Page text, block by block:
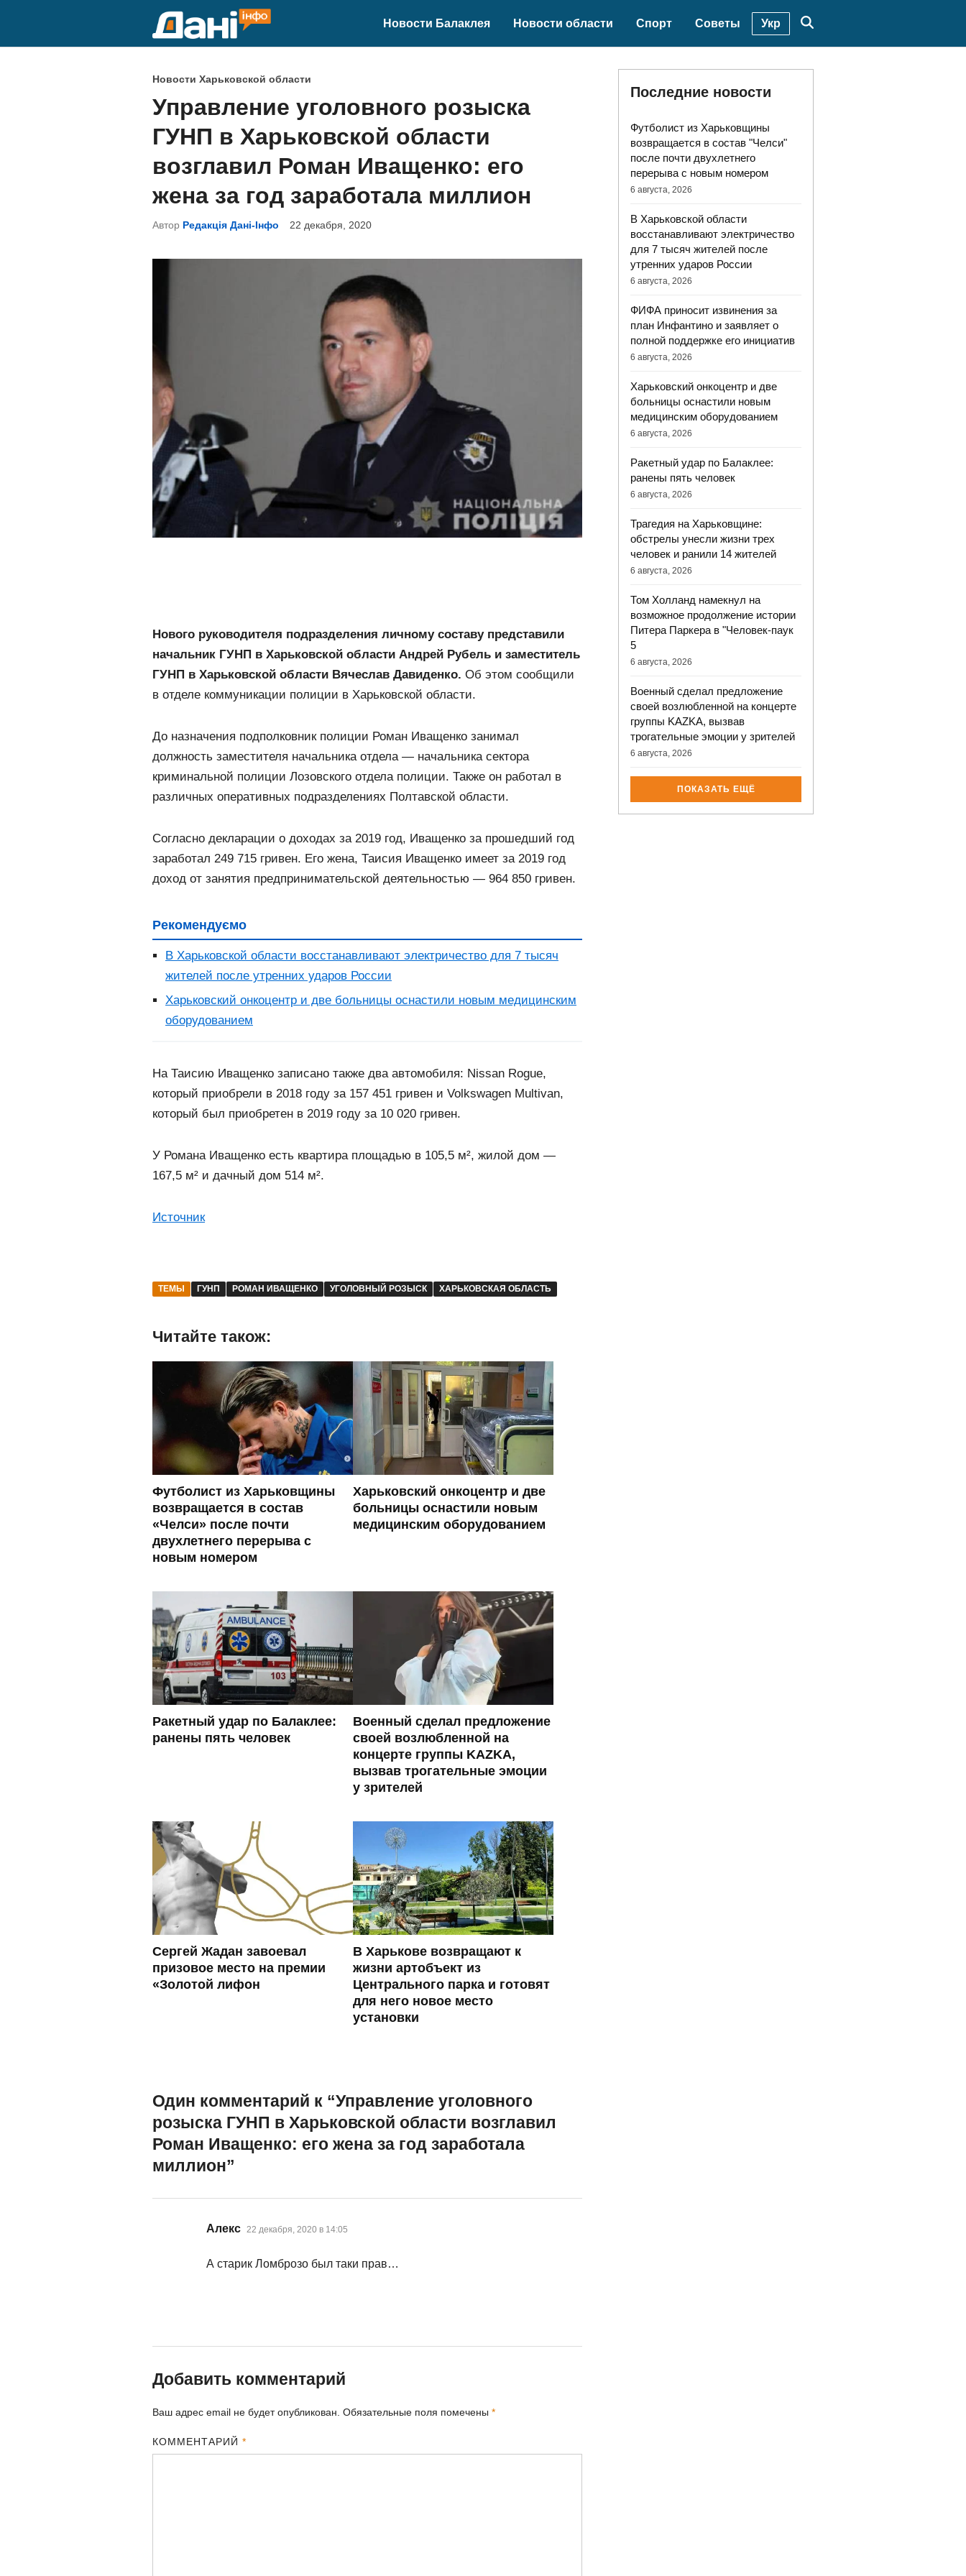
Новости Балаклея Новости области Спорт Советы Укр
О
п
у
л
и
к
о
а
Новости Харьковской области
Управление уголовного розыска
ГУНП в Харьковской области
возглавил Роман Иващенко: его
жена за год заработала миллион
Автор Редакція Дані-Інфо 22 декабря, 2020
Нового руководителя подразделения личному составу представили
начальник ГУНП в Харьковской области Андрей Рубель и заместитель
ГУНП в Харьковской области Вячеслав Давиденко. Об этом сообщили
в отделе коммуникации полиции в Харьковской области.
До назначения подполковник полиции Роман Иващенко занимал
должность заместителя начальника отдела — начальника сектора
криминальной полиции Лозовского отдела полиции. Также он работал в
различных оперативных подразделениях Полтавской области.
Согласно декларации о доходах за 2019 год, Иващенко за прошедший год
заработал 249 715 гривен. Его жена, Таисия Иващенко имеет за 2019 год
доход от занятия предпринимательской деятельностью — 964 850 гривен.
Рекомендуємо
В Харьковской области восстанавливают электричество для 7 тысяч
жителей после утренних ударов России
Харьковский онкоцентр и две больницы оснастили новым медицинским
оборудованием
На Таисию Иващенко записано также два автомобиля: Nissan Rogue,
который приобрели в 2018 году за 157 451 гривен и Volkswagen Multivan,
который был приобретен в 2019 году за 10 020 гривен.
У Романа Иващенко есть квартира площадью в 105,5 м², жилой дом —
167,5 м² и дачный дом 514 м².
Источник
ТЕМЫ ГУНП РОМАН ИВАЩЕНКО УГОЛОВНЫЙ РОЗЫСК ХАРЬКОВСКАЯ ОБЛАСТЬ
Читайте також:
Футболист из Харьковщины
возвращается в состав
«Челси» после почти
двухлетнего перерыва с
новым номером
Харьковский онкоцентр и две
больницы оснастили новым
медицинским оборудованием
Ракетный удар по Балаклее:
ранены пять человек
Военный сделал предложение
своей возлюбленной на
концерте группы KAZKA,
вызвав трогательные эмоции
у зрителей
Сергей Жадан завоевал
призовое место на премии
«Золотой лифон
В Харькове возвращают к
жизни артобъект из
Центрального парка и готовят
для него новое место
установки
Один комментарий к “Управление уголовного
розыска ГУНП в Харьковской области возглавил
Роман Иващенко: его жена за год заработала
миллион”
Алекс 22 декабря, 2020 в 14:05
А старик Ломброзо был таки прав…
Добавить комментарий
Ваш адрес email не будет опубликован. Обязательные поля помечены *
КОММЕНТАРИЙ*
Последние новости
Футболист из Харьковщины
возвращается в состав "Челси"
после почти двухлетнего
перерыва с новым номером
6 августа, 2026
В Харьковской области
восстанавливают электричество
для 7 тысяч жителей после
утренних ударов России
6 августа, 2026
ФИФА приносит извинения за
план Инфантино и заявляет о
полной поддержке его инициатив
6 августа, 2026
Харьковский онкоцентр и две
больницы оснастили новым
медицинским оборудованием
6 августа, 2026
Ракетный удар по Балаклее:
ранены пять человек
6 августа, 2026
Трагедия на Харьковщине:
обстрелы унесли жизни трех
человек и ранили 14 жителей
6 августа, 2026
Том Холланд намекнул на
возможное продолжение истории
Питера Паркера в "Человек-паук
5
6 августа, 2026
Военный сделал предложение
своей возлюбленной на концерте
группы KAZKA, вызвав
трогательные эмоции у зрителей
6 августа, 2026
ПОКАЗАТЬ ЕЩЁ